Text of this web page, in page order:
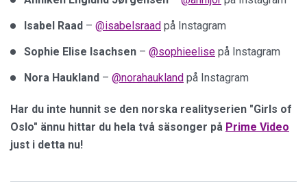
Isabel Raad – @isabelsraad på Instagram
Sophie Elise Isachsen – @sophieelise på Instagram
Nora Haukland – @norahaukland på Instagram
Har du inte hunnit se den norska realityserien "Girls of
Oslo" ännu hittar du hela två säsonger på Prime Video
just i detta nu!